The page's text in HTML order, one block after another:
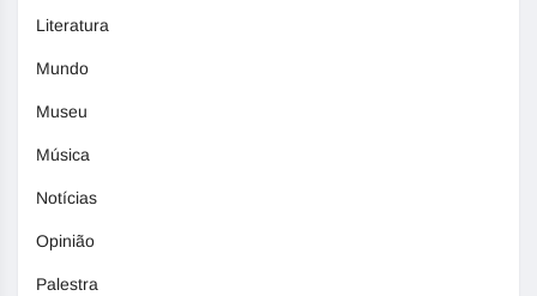
Literatura
Mundo
Museu
Música
Notícias
Opinião
Palestra